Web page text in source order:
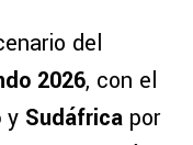
del
2026, con el
y Sudáfrica por